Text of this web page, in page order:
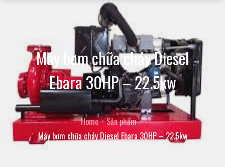
Máy bơm chữa cháy Diesel
Ebara 30HP – 22.5kw
Home
Sản phẩm
Máy bơm chữa cháy Diesel Ebara 30HP – 22.5kw